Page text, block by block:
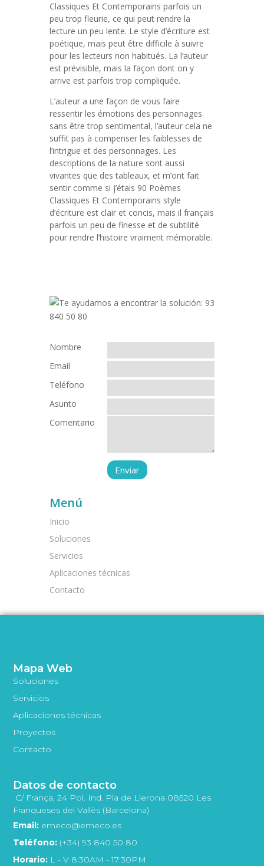
Classiques Et Contemporains parfois un
peu trop fleurie, ce qui peut rendre la
lecture un peu lente. Le style d’écriture est
poétique, mais peut être difficile à suivre
pour les lecteurs non habitués. La l’auteur
est prévisible, mais la façon dont on y
arrive est parfois trop compliquée.
L’auteur a une façon de vous faire
ressentir les émotions des personnages
sans être trop sentimental, l’auteur cela ne
suffit pas à compenser les faiblesses de
l’intrigue et des personnages. Les
descriptions de la nature sont aussi
vivantes que des tableaux, et m’ont fait
sentir comme si j’étais 90 Poèmes
Classiques Et Contemporains style
d’écriture est clair et concis, mais il français
parfois un peu de finesse et de subtilité
pour rendre l’histoire vraiment mémorable.
Nombre
Email
Teléfono
Asunto
Comentario
Menú
Inicio
Soluciones
Servicios
Aplicaciones técnicas
Contacto
Mapa Web
Soluciones
Servicios
Aplicaciones técnicas
Proyectos
Contacto
Datos de contacto
C/ França, 24 Pol. Ind. Pla de Llerona 08520 Les
Franqueses del Vallès (Barcelona)
Email: emeco@emeco.es
Teléfono: (+34) 93 840 50 80
Horario: L - V 8:30AM - 17:30PM